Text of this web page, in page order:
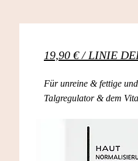
19,90 € / LINIE
Für unreine & fettige
Talgregulator & dem